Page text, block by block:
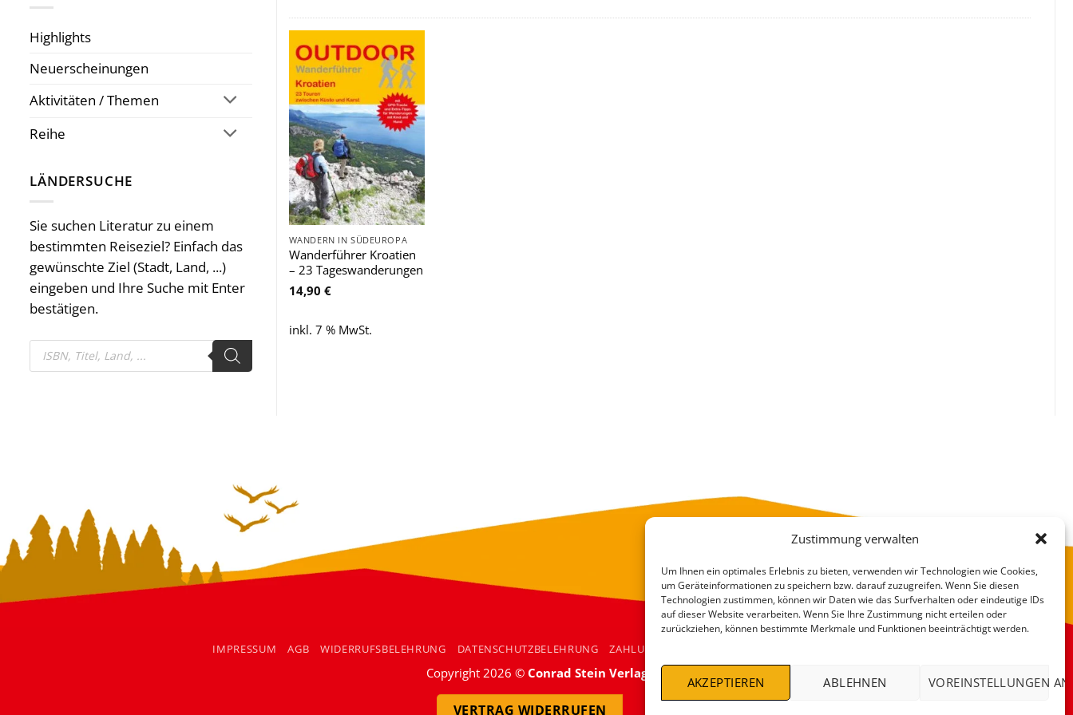
Zustimmung verwalten
Um Ihnen ein optimales Erlebnis zu bieten, verwenden wir Technologien wie Cookies,
um Geräteinformationen zu speichern bzw. darauf zuzugreifen. Wenn Sie diesen
Technologien zustimmen, können wir Daten wie das Surfverhalten oder eindeutige IDs
auf dieser Website verarbeiten. Wenn Sie Ihre Zustimmung nicht erteilen oder
zurückziehen, können bestimmte Merkmale und Funktionen beeinträchtigt werden.
AKZEPTIEREN ABLEHNEN VOREINSTELLUNGEN
Highlights
Neuerscheinungen
Aktivitäten / Themen
Reihe
LÄNDERSUCHE
Sie suchen Literatur zu einem
bestimmten Reiseziel? Einfach das
gewünschte Ziel (Stadt, Land, ...)
eingeben und Ihre Suche mit Enter
bestätigen.
Products
search
Zu
Wunschliste
hinzufügen
WANDERN IN SÜDEUROPA
Wanderführer Kroatien
– 23 Tageswanderungen
14,90 €
inkl. 7 % MwSt.
IMPRESSUM AGB WIDERRUFSBELEHRUNG DATENSCHUTZBELEHRUNG ZAHLUNGSARTEN
Copyright 2026 © Conrad Stein Verlag
VERTRAG WIDERRUFEN